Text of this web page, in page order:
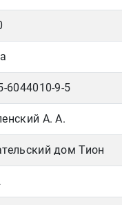
6044010-9-5
А. А.
дом Тион